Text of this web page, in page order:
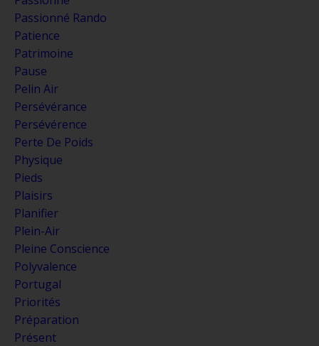
Passionné Rando
Patience
Patrimoine
Pause
Pelin Air
Persévérance
Persévérence
Perte De Poids
Physique
Pieds
Plaisirs
Planifier
Plein-Air
Pleine Conscience
Polyvalence
Portugal
Priorités
Préparation
Présent